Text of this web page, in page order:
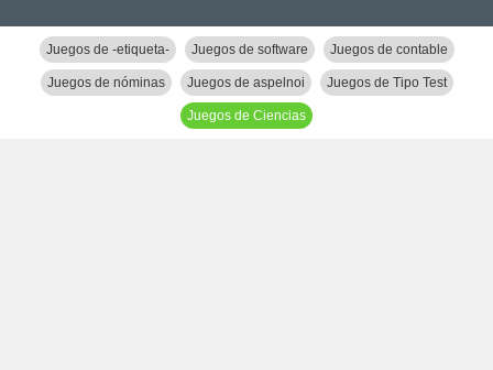
Juegos de -etiqueta- Juegos de software Juegos de contable
Juegos de nóminas Juegos de aspelnoi Juegos de Tipo Test
Juegos de Ciencias